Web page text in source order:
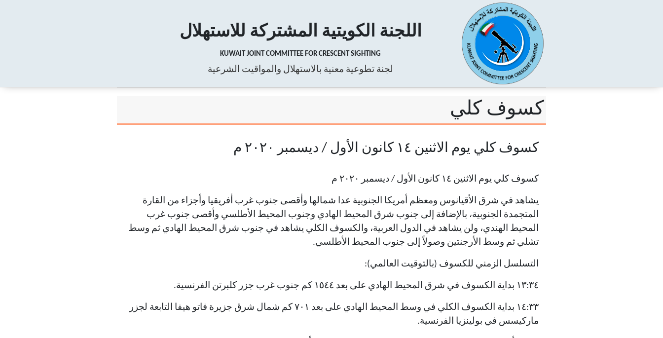
اللجنة الكويتية المشتركة للاستهلال
KUWAIT JOINT COMMITTEE FOR CRESCENT SIGHTING
لجنة تطوعية معنية بالاستهلال والمواقيت الشرعية
كسوف كلي
كسوف كلي يوم الاثنين ١٤ كانون الأول / ديسمبر ٢٠٢٠ م
كسوف كلي يوم الاثنين ١٤ كانون الأول / ديسمبر ٢٠٢٠ م
يشاهد في شرق الأقيانوس ومعظم أمريكا الجنوبية عدا شمالها وأقصى جنوب غرب أفريقيا وأجزاء من القارة
المتجمدة الجنوبية، بالإضافة إلى جنوب شرق المحيط الهادي وجنوب المحيط الأطلسي وأقصى جنوب غرب
المحيط الهندي، ولن يشاهد في الدول العربية، والكسوف الكلي يشاهد في جنوب شرق المحيط الهادي ثم وسط
تشلي ثم وسط الأرجنتين وصولاً إلى جنوب المحيط الأطلسي.
التسلسل الزمني للكسوف (بالتوقيت العالمي):
١٣:٣٤ بداية الكسوف في شرق المحيط الهادي على بعد ١٥٤٤ كم جنوب غرب جزر كلبرتن الفرنسية.
١٤:٣٣ بداية الكسوف الكلي في وسط المحيط الهادي على بعد ٧٠١ كم شمال شرق جزيرة فاتو هيفا التابعة لجزر
ماركيسس في بولينزيا الفرنسية.